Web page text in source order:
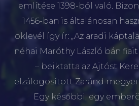
említése 1398-ból való.
1456-ban is általánosan
oklevél így ír: „Az aradi
néhai Maróthy László bán
– beiktatta az Ajtóst
elzálogosított Zaránd megyei
Egy későbbi, egy